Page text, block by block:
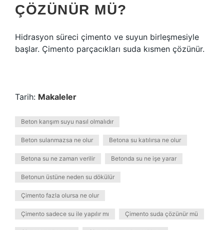
ÇÖZÜNÜR MÜ?
Hidrasyon süreci çimento ve suyun birleşmesiyle
başlar. Çimento parçacıkları suda kısmen çözünür.
Tarih: Makaleler
Beton karışım suyu nasıl olmalıdır
Beton sulanmazsa ne olur Betona su katılırsa ne olur
Betona su ne zaman verilir Betonda su ne işe yarar
Betonun üstüne neden su dökülür
Çimento fazla olursa ne olur
Çimento sadece su ile yapılır mı Çimento suda çözünür mü